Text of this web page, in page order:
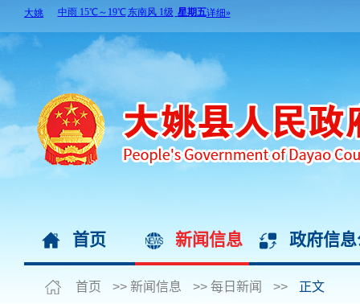
首页 新闻信息 政府信
首页 >> 新闻信息 >> 每日新闻 >> 正文